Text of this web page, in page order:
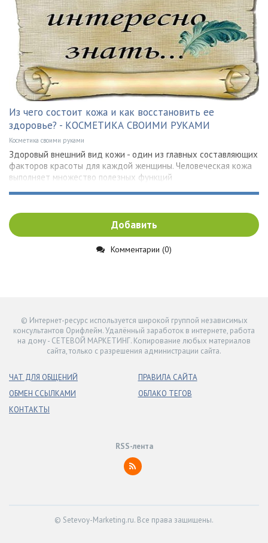
Из чего состоит кожа и как восстановить ее
здоровье? - КОСМЕТИКА СВОИМИ РУКАМИ
Косметика своими руками
Здоровый внешний вид кожи - один из главных составляющих
факторов красоты для каждой женщины. Человеческая кожа
выполняет множество полезных функций
Добавить
Комментарии (0)
© Интернет-ресурс используется широкой группой независимых
консультантов Орифлейм. Удалённый заработок в интернете, работа
на дому - СЕТЕВОЙ МАРКЕТИНГ. Копирование любых материалов
сайта, только с разрешения администрации сайта.
ЧАТ ДЛЯ ОБЩЕНИЙ
ОБМЕН ССЫЛКАМИ
КОНТАКТЫ
ПРАВИЛА САЙТА
ОБЛАКО ТЕГОВ
RSS-лента
© Setevoy-Marketing.ru. Все права защищены.